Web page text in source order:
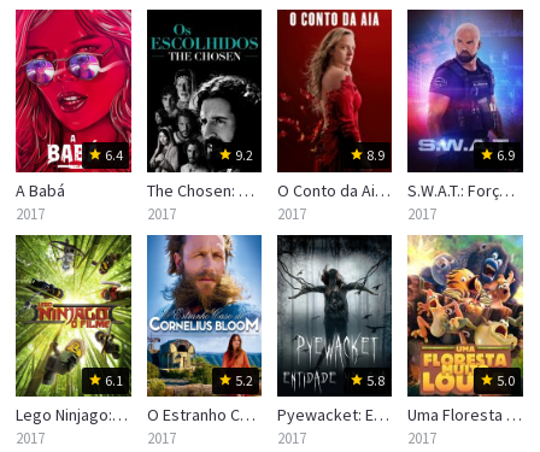
6.4
A Babá
2017
9.2
The Chosen: Os Escolhidos
2017
8.9
O Conto da Aia (The Handmaid’s Tale)
2017
6.9
S.W.A.T.: Força de Intervenção
2017
6.1
Lego Ninjago: O Filme
2017
5.2
O Estranho Caso de Cornelius Bloom
2017
5.8
Pyewacket: Entidade Maligna
2017
5.0
Uma Floresta Muito Louca
2017